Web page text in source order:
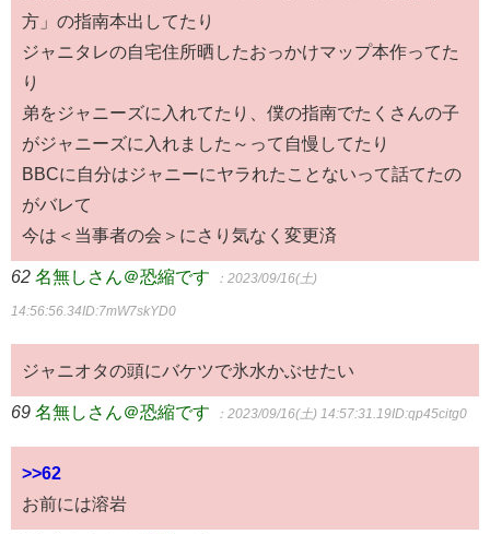
方」の指南本出してたり
ジャニタレの自宅住所晒したおっかけマップ本作ってた
り
弟をジャニーズに入れてたり、僕の指南でたくさんの子
がジャニーズに入れました～って自慢してたり
BBCに自分はジャニーにヤラれたことないって話てたの
がバレて
今は＜当事者の会＞にさり気なく変更済
62 名無しさん＠恐縮です ：2023/09/16(土)
14:56:56.34ID:7mW7skYD0
ジャニオタの頭にバケツで氷水かぶせたい
69 名無しさん＠恐縮です ：2023/09/16(土) 14:57:31.19ID:qp45citg0
>>62
お前には溶岩